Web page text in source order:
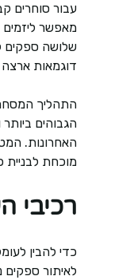
עבור סוחרים
מאפשר ליזמים
שלושה ספקים
דוגמאות ארצה
התהליך
הגבוהים
האחרונות.
מוכחת לבניית
רכיבי
כדי להבין
לאיתור ספקים